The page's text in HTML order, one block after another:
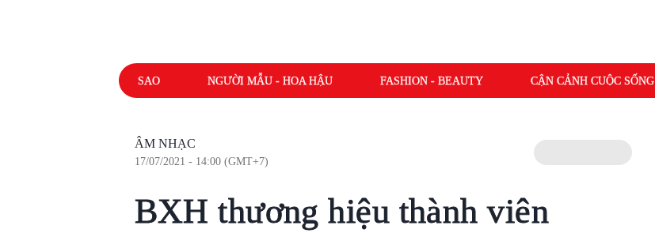
SAO NGƯỜI MẪU - HOA HẬU FASHION - BEAUTY CẬN CẢNH CUỘC SỐNG
ÂM NHẠC
17/07/2021 - 14:00 (GMT+7)
BXH thương hiệu thành viên